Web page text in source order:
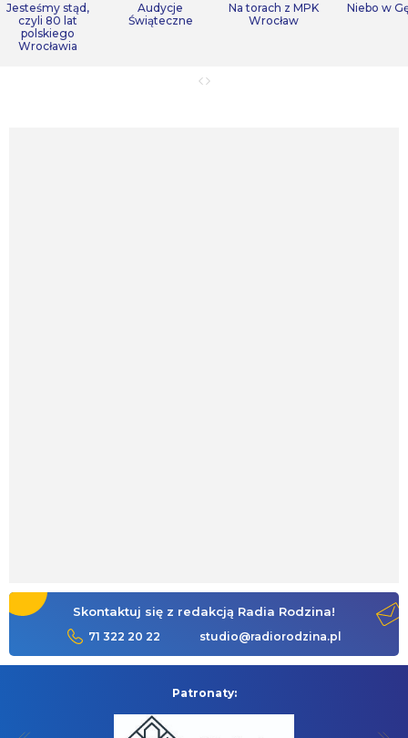
Jesteśmy stąd,
czyli 80 lat
polskiego
Wrocławia
Audycje
Świąteczne
Na torach z MPK
Wrocław
Niebo w
Skontaktuj się z redakcją Radia Rodzina!
71 322 20 22 studio@radiorodzina.pl
Patronaty: